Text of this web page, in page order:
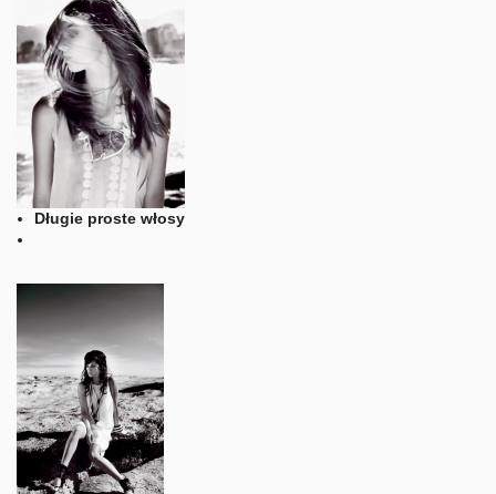
Długie proste włosy